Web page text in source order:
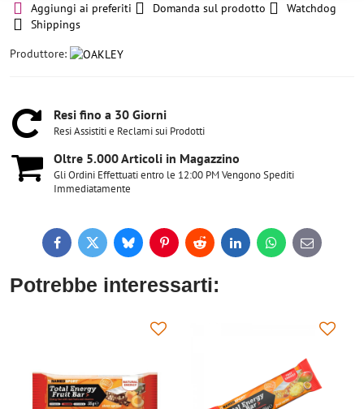
Aggiungi ai preferiti Domanda sul prodotto
Watchdog
Shippings
Produttore:
Resi fino a 30 Giorni
Resi Assistiti e Reclami sui Prodotti
Oltre 5​.000 Articoli in Magazzino
Gli Ordini Effettuati entro le 12:00 PM Vengono Spediti
Immediatamente
FacebookTwitterBlueskyPinterestReddit LinkedInWhatsApp
E-
mail
Potrebbe interessarti: